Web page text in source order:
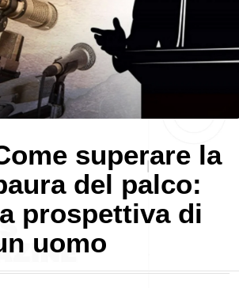
superare la
del palco:
prospettiva di
uomo